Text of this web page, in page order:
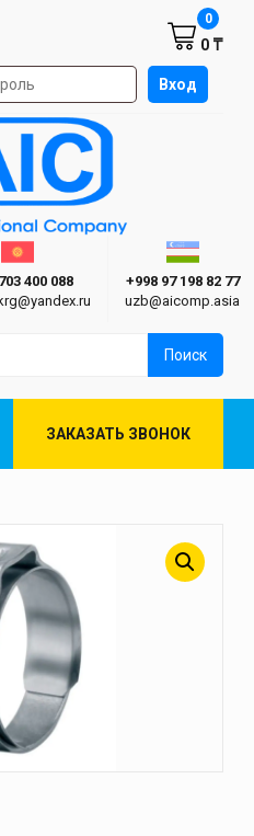
на сайте Вход
0 ₸
0
г. Бишкек
400 088
+998 97 198 82 77
uzb@aicomp.asia
ЗАКАЗАТЬ ЗВОНОК